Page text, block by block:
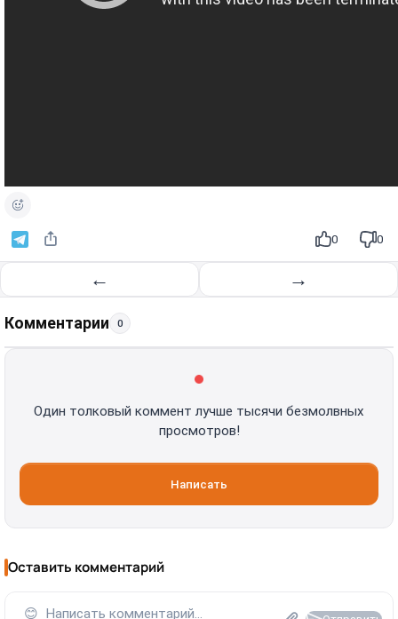
0 0
← →
Комментарии 0
Один толковый коммент лучше тысячи безмолвных
просмотров!
Написать
Оставить комментарий
😊 Написать комментарий...